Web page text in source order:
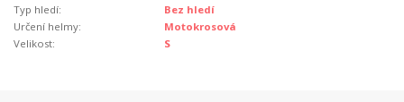
Typ hledí:
Bez hledí
Určení helmy:
Motokrosová
Velikost:
S